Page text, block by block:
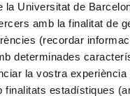
la Universitat de
amb la finalitat de
(recordar
determinades
la vostra experiència
finalitats estadístiques